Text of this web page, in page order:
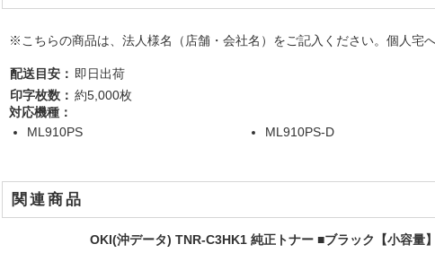
※こちらの商品は、法人様名（店舗・会社名）をご記入ください。個人宅
配送目安： 即日出荷
印字枚数： 約5,000枚
対応機種：
ML910PS
ML910PS-D
関連商品
OKI(沖データ) TNR-C3HK1 純正トナー ■ブラック【小容量】